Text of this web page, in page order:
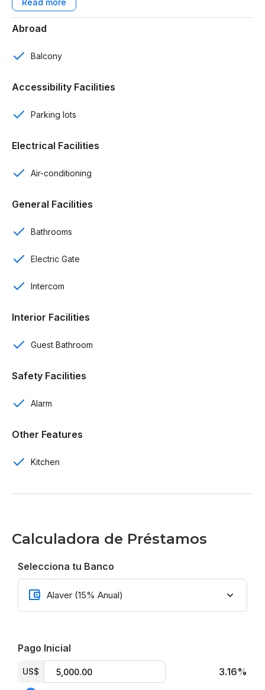
2 baños
Baño de visitas
Habitación de servicio
Sala
Cocina con estufa incluida
Isla
Terminación:
Madera en roble
Preinstalación de aire acondicionado
Por US$ 158,000
Abroad
Balcony
Accessibility Facilities
Parking lots
Electrical Facilities
Air-conditioning
General Facilities
Bathrooms
Electric Gate
Intercom
Interior Facilities
Guest Bathroom
Safety Facilities
Alarm
Other Features
Kitchen
Calculadora de Préstamos
Selecciona tu Banco
Pago Inicial
US$ 3.16%